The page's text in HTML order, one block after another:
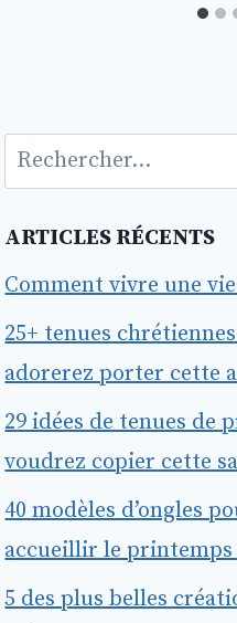
Rechercher :
ARTICLES RÉCENTS
Comment vivre une
25+ tenues
adorerez porter cette
29 idées de tenues de
voudrez copier cette
40 modèles d’ongles
accueillir le printemps
5 des plus belles